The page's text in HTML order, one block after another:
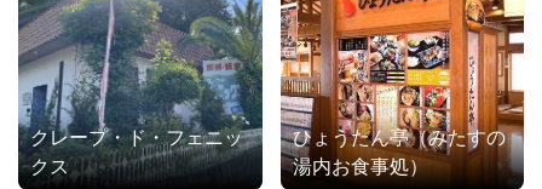
クレープ・ド・フェニッ
クス
ひょうたん亭（みたすの
湯内お食事処）